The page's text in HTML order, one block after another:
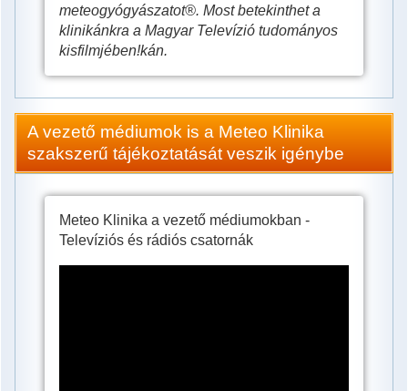
meteogyógyászatot®. Most betekinthet a
klinikánkra a Magyar Televízió tudományos
kisfilmjében!kán.
A vezető médiumok is a Meteo Klinika
szakszerű tájékoztatását veszik igénybe
Meteo Klinika a vezető médiumokban -
Televíziós és rádiós csatornák